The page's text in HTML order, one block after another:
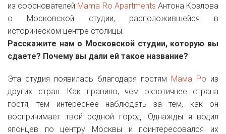
из сооснователей Mama Ro Apartments Антона Козлова
о Московской студии, расположившейся в
историческом центре столицы.
Расскажите нам о Московской студии, которую вы
сдаете? Почему вы дали ей такое название?
Эта студия появилась благодаря гостям Мама Ро из
других стран. Как правило, чем экзотичнее страна
гостя, тем интереснее наблюдать за тем, как он
воспринимает твой родной город. Однажды я водил
японцев по центру Москвы и поинтересовался их